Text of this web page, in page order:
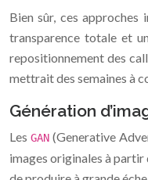
Bien sûr, ces approches
transparence totale et
repositionnement des
mettrait des semaines à
Génération
LesGAN (Generative
images originales à